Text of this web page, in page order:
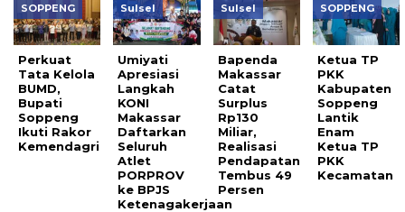
SOPPENG
Perkuat
Tata Kelola
BUMD,
Bupati
Soppeng
Ikuti Rakor
Kemendagri
Sulsel
Umiyati
Apresiasi
Langkah
KONI
Makassar
Daftarkan
Seluruh
Atlet
PORPROV
ke BPJS
Ketenagakerjaan
Sulsel
Bapenda
Makassar
Catat
Surplus
Rp130
Miliar,
Realisasi
Pendapatan
Tembus 49
Persen
SOPPENG
Ketua TP
PKK
Kabupaten
Soppeng
Lantik
Enam
Ketua TP
PKK
Kecamatan